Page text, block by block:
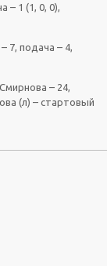
– 1 (1, 0, 0),
7, подача – 4,
– 24,
(л) – стартовый